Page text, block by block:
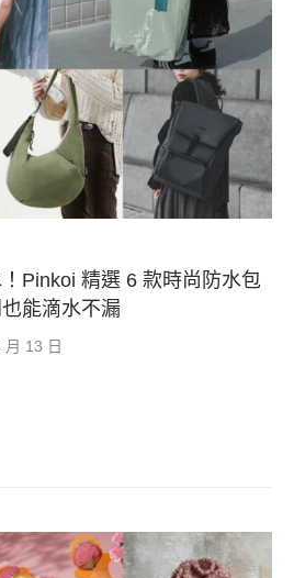
Pinkoi 精選 6 款時尚防水包
能滴水不漏
月 13 日